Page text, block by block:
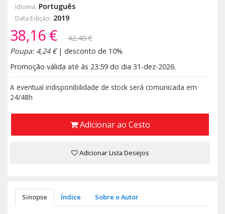
Idioma: Português
Data Edição: 2019
38,16 €
42,40 €
Poupa: 4,24 €| desconto de 10%
Promoção válida até às 23:59 do dia 31-dez-2026.
A eventual indisponibilidade de stock será comunicada em
24/48h
Adicionar ao Cesto
Adicionar Lista Desejos
Sinopse Índice Sobre o Autor